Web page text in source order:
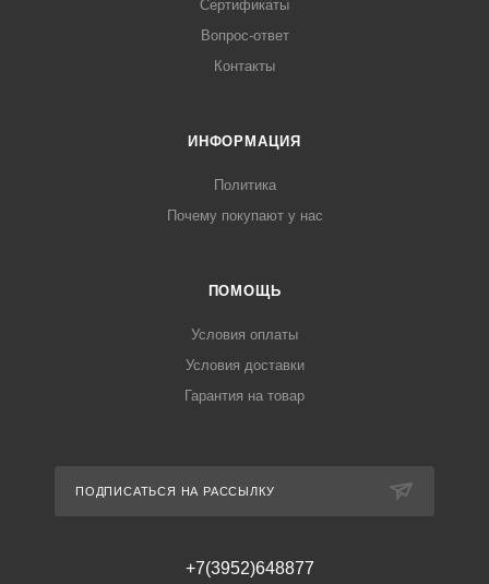
Сертификаты
Вопрос-ответ
Контакты
ИНФОРМАЦИЯ
Политика
Почему покупают у нас
ПОМОЩЬ
Условия оплаты
Условия доставки
Гарантия на товар
ПОДПИСАТЬСЯ НА РАССЫЛКУ
+7(3952)648877